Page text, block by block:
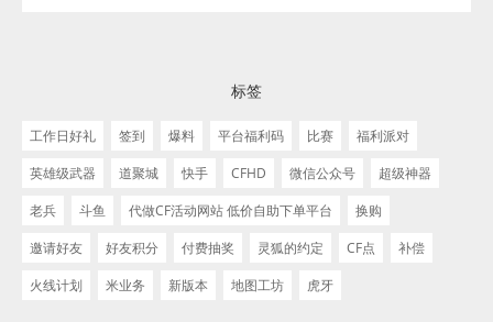
标签
工作日好礼 签到 爆料 平台福利码 比赛
福利派对
英雄级武器
道聚城 快手 CFHD 微信公众号
超级神器
老兵
斗鱼 代做CF活动网站 低价自助下单平台
换购
邀请好友
好友积分 付费抽奖 灵狐的约定 CF点
补偿
火线计划
米业务 新版本 地图工坊 虎牙